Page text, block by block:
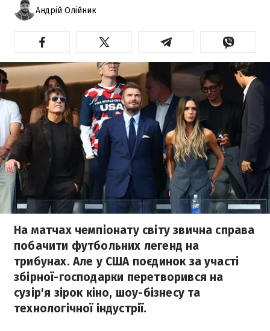
Андрій Олійник
На матчах чемпіонату світу звична справа
побачити футбольних легенд на
трибунах. Але у США поєдинок за участі
збірної-господарки перетворився на
сузір'я зірок кіно, шоу-бізнесу та
технологічної індустрії.